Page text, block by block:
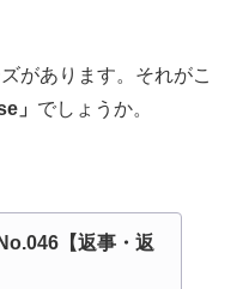
があります。それがこ
」 でしょうか。
【返事・返